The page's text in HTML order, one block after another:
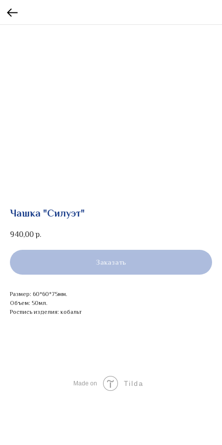
Чашка "Силуэт"
940,00 р.
Заказать
Размер: 60*60*75мм.
Объем: 50мл.
Роспись изделия: кобальт
Made on Tilda